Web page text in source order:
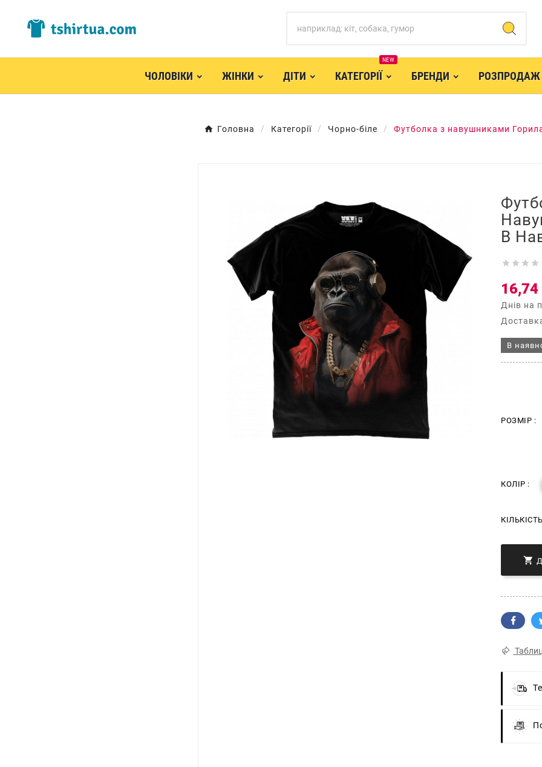
ЧОЛОВІКИ ЖІНКИ ДІТИ КАТЕГОРІЇ
NEW
БРЕНДИ РОЗПРОДАЖ
Головна Категорії Чорно-біле Футболка з навушниками
В
   
16,74
Днів на
В
РОЗМІР :
КОЛІР :
КІЛЬКІСТЬ
